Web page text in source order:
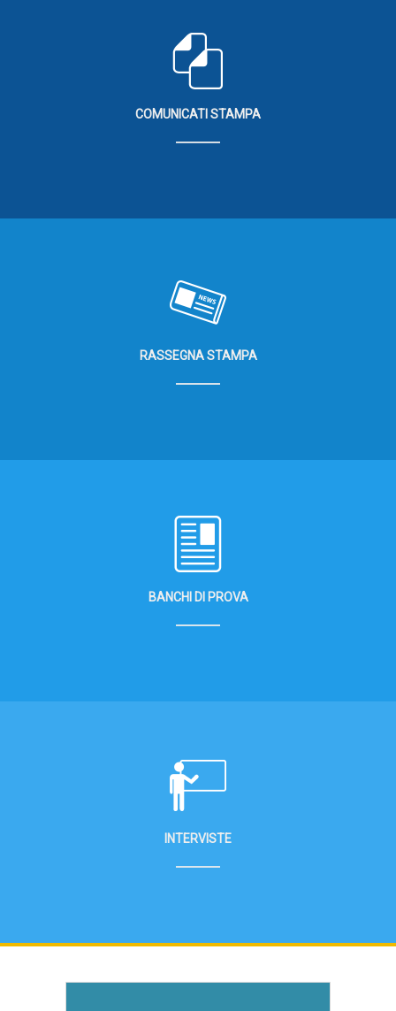
COMUNICATI STAMPA
RASSEGNA STAMPA
BANCHI DI PROVA
INTERVISTE